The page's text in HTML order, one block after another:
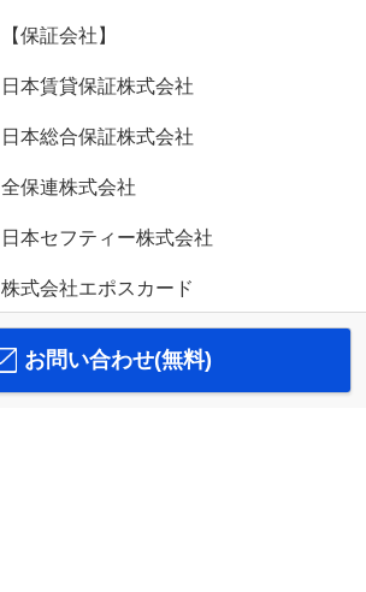
【保証会社】
日本賃貸保証株式会社
日本総合保証株式会社
全保連株式会社
日本セフティー株式会社
株式会社エポスカード
お問い合わせ(無料)